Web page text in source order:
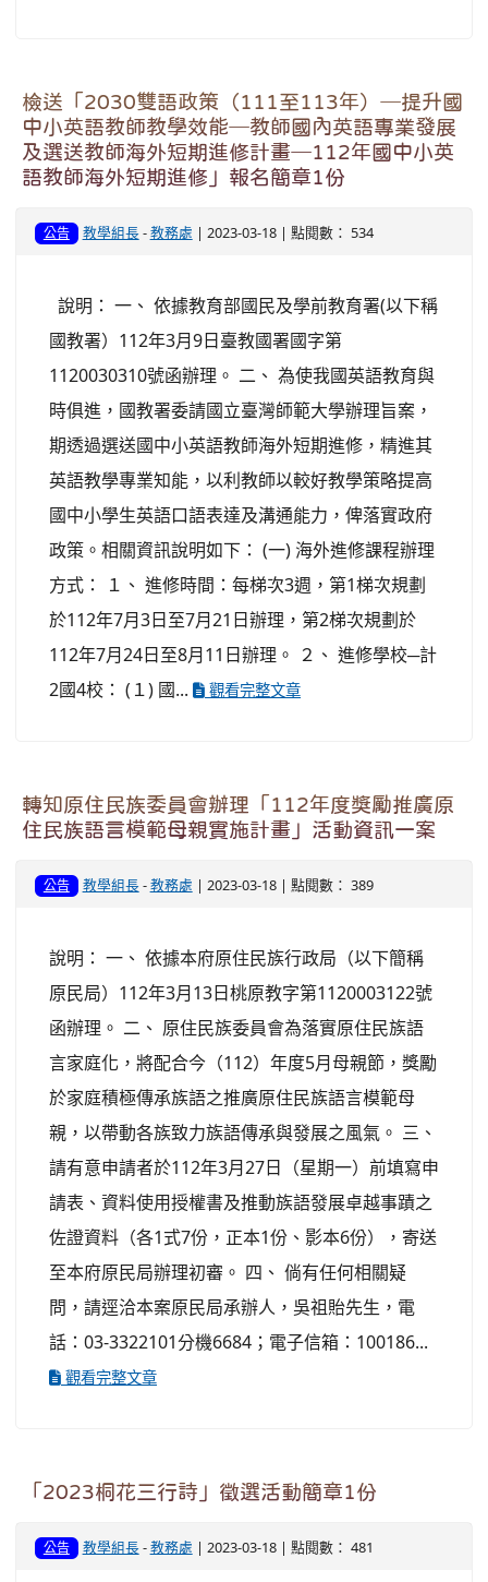
檢送「2030雙語政策（111至113年）─提升國
中小英語教師教學效能─教師國內英語專業發展
及選送教師海外短期進修計畫─112年國中小英
語教師海外短期進修」報名簡章1份
公告 教學組長-教務處 | 2023-03-18 | 點閱數： 534
說明： 一、 依據教育部國民及學前教育署(以下稱
國教署）112年3月9日臺教國署國字第
1120030310號函辦理。 二、 為使我國英語教育與
時俱進，國教署委請國立臺灣師範大學辦理旨案，
期透過選送國中小英語教師海外短期進修，精進其
英語教學專業知能，以利教師以較好教學策略提高
國中小學生英語口語表達及溝通能力，俾落實政府
政策。相關資訊說明如下： (一) 海外進修課程辦理
方式： １、 進修時間：每梯次3週，第1梯次規劃
於112年7月3日至7月21日辦理，第2梯次規劃於
112年7月24日至8月11日辦理。 ２、 進修學校─計
2國4校： (１) 國...
觀看完整文章
轉知原住民族委員會辦理「112年度獎勵推廣原
住民族語言模範母親實施計畫」活動資訊一案
公告 教學組長-教務處 | 2023-03-18 | 點閱數： 389
說明： 一、 依據本府原住民族行政局（以下簡稱
原民局）112年3月13日桃原教字第1120003122號
函辦理。 二、 原住民族委員會為落實原住民族語
言家庭化，將配合今（112）年度5月母親節，獎勵
於家庭積極傳承族語之推廣原住民族語言模範母
親，以帶動各族致力族語傳承與發展之風氣。 三、
請有意申請者於112年3月27日（星期一）前填寫申
請表、資料使用授權書及推動族語發展卓越事蹟之
佐證資料（各1式7份，正本1份、影本6份），寄送
至本府原民局辦理初審。 四、 倘有任何相關疑
問，請逕洽本案原民局承辦人，吳祖貽先生，電
話：03-3322101分機6684；電子信箱：100186...
觀看完整文章
「2023桐花三行詩」徵選活動簡章1份
公告 教學組長-教務處 | 2023-03-18 | 點閱數： 481